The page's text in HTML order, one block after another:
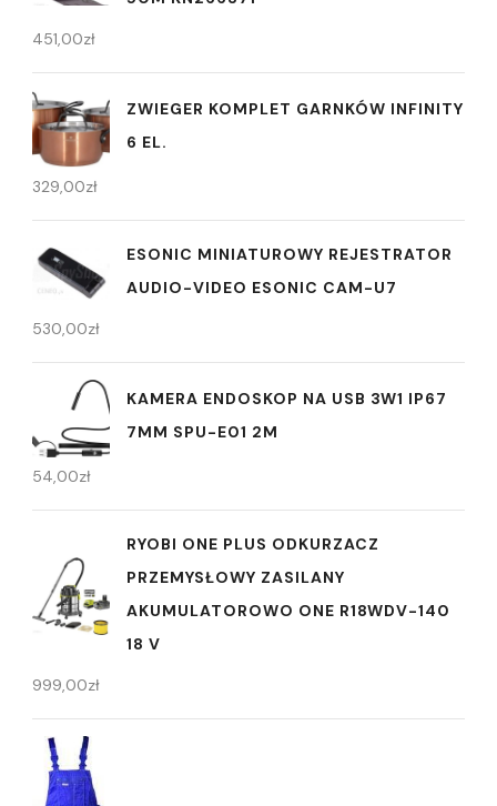
451,00zł
ZWIEGER KOMPLET GARNKÓW INFINITY
6 EL.
329,00zł
ESONIC MINIATUROWY REJESTRATOR
AUDIO-VIDEO ESONIC CAM-U7
530,00zł
KAMERA ENDOSKOP NA USB 3W1 IP67
7MM SPU-E01 2M
54,00zł
RYOBI ONE PLUS ODKURZACZ
PRZEMYSŁOWY ZASILANY
AKUMULATOROWO ONE R18WDV-140
18 V
999,00zł